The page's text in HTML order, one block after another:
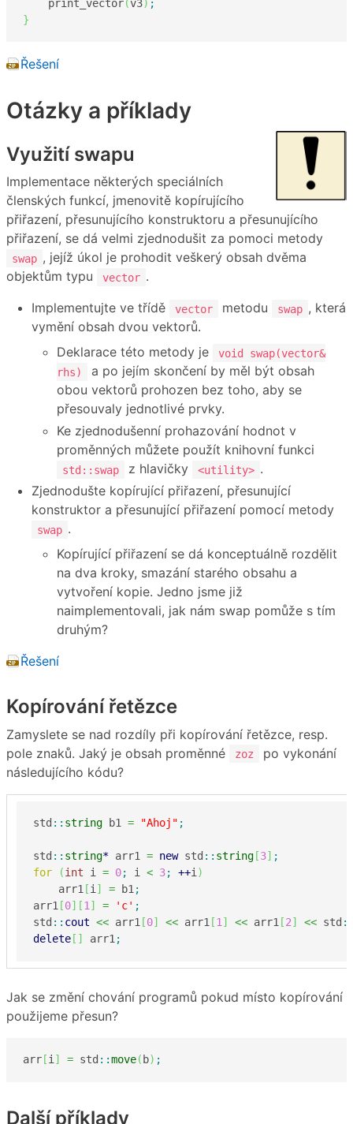
    print_vector
(v3) ;
}
Řešení
Otázky a příklady
Využití swapu
Implementace některých speciálních
členských funkcí, jmenovitě kopírujícího
přiřazení, přesunujícího konstruktoru a přesunujícího
přiřazení, se dá velmi zjednodušit za pomoci metody
swap , jejíž úkol je prohodit veškerý obsah dvěma
objektům typu
vector .
Implementujte ve třídě
vector metodu swap , která
vymění obsah dvou vektorů.
Deklarace této metody je
void swap(vector&
rhs)
a po jejím skončení by měl být obsah
obou vektorů prohozen bez toho, aby se
přesouvaly jednotlivé prvky.
Ke zjednodušenní prohazování hodnot v
proměnných můžete použít knihovní funkci
std::swap z hlavičky <utility> .
Zjednodušte kopírující přiřazení, přesunující
konstruktor a přesunující přiřazení pomocí metody
swap .
Kopírující přiřazení se dá konceptuálně rozdělit
na dva kroky, smazání starého obsahu a
vytvoření kopie. Jedno jsme již
naimplementovali, jak nám swap pomůže s tím
druhým?
Řešení
Kopírování řetězce
Zamyslete se nad rozdíly při kopírování řetězce, resp.
pole znaků. Jaký je obsah proměnné
zoz
po vykonání
následujícího kódu?
std :: string b1 = "Ahoj" ;
std :: string* arr1 = new std :: string [3] ;
for
(int i = 0; i < 3; ++i)
    arr1
[i] = b1;
arr1 [0] [1] = 'c' ;
std :: cout << arr1 [0] << arr1 [1] << arr1 [2] << std
delete [ ] arr1;
Jak se změní chování programů pokud místo kopírování
použijeme přesun?
arr [i] = std ::move( b) ;
Další příklady